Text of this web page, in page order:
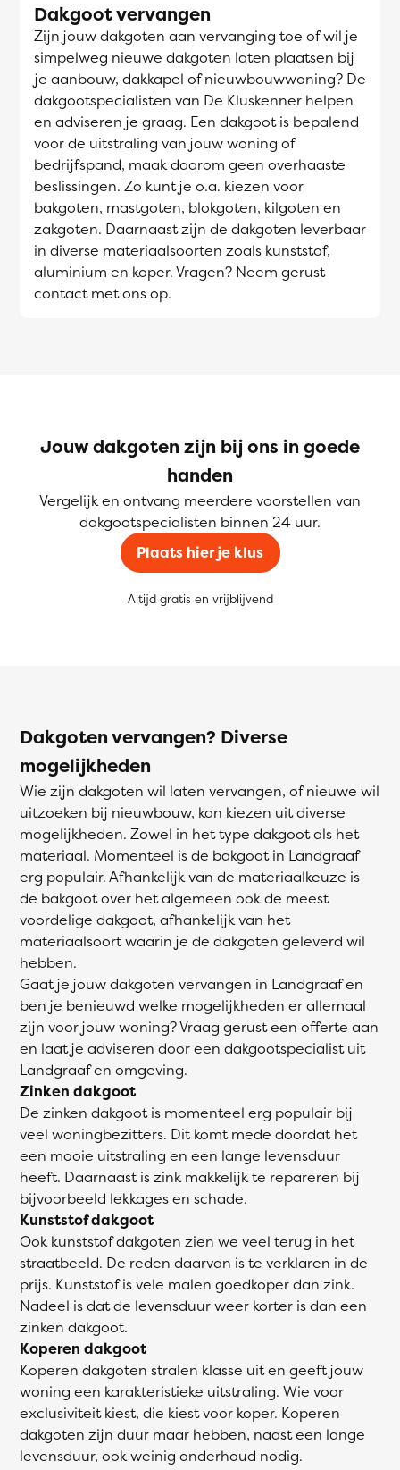
Dakgoot vervangen
Zijn jouw dakgoten aan vervanging toe of wil je
simpelweg nieuwe dakgoten laten plaatsen bij
je aanbouw, dakkapel of nieuwbouwwoning? De
dakgootspecialisten van De Kluskenner helpen
en adviseren je graag. Een dakgoot is bepalend
voor de uitstraling van jouw woning of
bedrijfspand, maak daarom geen overhaaste
beslissingen. Zo kunt je o.a. kiezen voor
bakgoten, mastgoten, blokgoten, kilgoten en
zakgoten. Daarnaast zijn de dakgoten leverbaar
in diverse materiaalsoorten zoals kunststof,
aluminium en koper. Vragen? Neem gerust
contact met ons op.
Jouw dakgoten zijn bij ons in goede
handen
Vergelijk en ontvang meerdere voorstellen van
dakgootspecialisten binnen 24 uur.
Plaats hier je klus
Altijd gratis en vrijblijvend
Dakgoten vervangen? Diverse
mogelijkheden
Wie zijn dakgoten wil laten vervangen, of nieuwe wil
uitzoeken bij nieuwbouw, kan kiezen uit diverse
mogelijkheden. Zowel in het type dakgoot als het
materiaal. Momenteel is de bakgoot in Landgraaf
erg populair. Afhankelijk van de materiaalkeuze is
de bakgoot over het algemeen ook de meest
voordelige dakgoot, afhankelijk van het
materiaalsoort waarin je de dakgoten geleverd wil
hebben.
Gaat je jouw dakgoten vervangen in Landgraaf en
ben je benieuwd welke mogelijkheden er allemaal
zijn voor jouw woning? Vraag gerust een offerte aan
en laat je adviseren door een dakgootspecialist uit
Landgraaf en omgeving.
Zinken dakgoot
De zinken dakgoot is momenteel erg populair bij
veel woningbezitters. Dit komt mede doordat het
een mooie uitstraling en een lange levensduur
heeft. Daarnaast is zink makkelijk te repareren bij
bijvoorbeeld lekkages en schade.
Kunststof dakgoot
Ook kunststof dakgoten zien we veel terug in het
straatbeeld. De reden daarvan is te verklaren in de
prijs. Kunststof is vele malen goedkoper dan zink.
Nadeel is dat de levensduur weer korter is dan een
zinken dakgoot.
Koperen dakgoot
Koperen dakgoten stralen klasse uit en geeft jouw
woning een karakteristieke uitstraling. Wie voor
exclusiviteit kiest, die kiest voor koper. Koperen
dakgoten zijn duur maar hebben, naast een lange
levensduur, ook weinig onderhoud nodig.